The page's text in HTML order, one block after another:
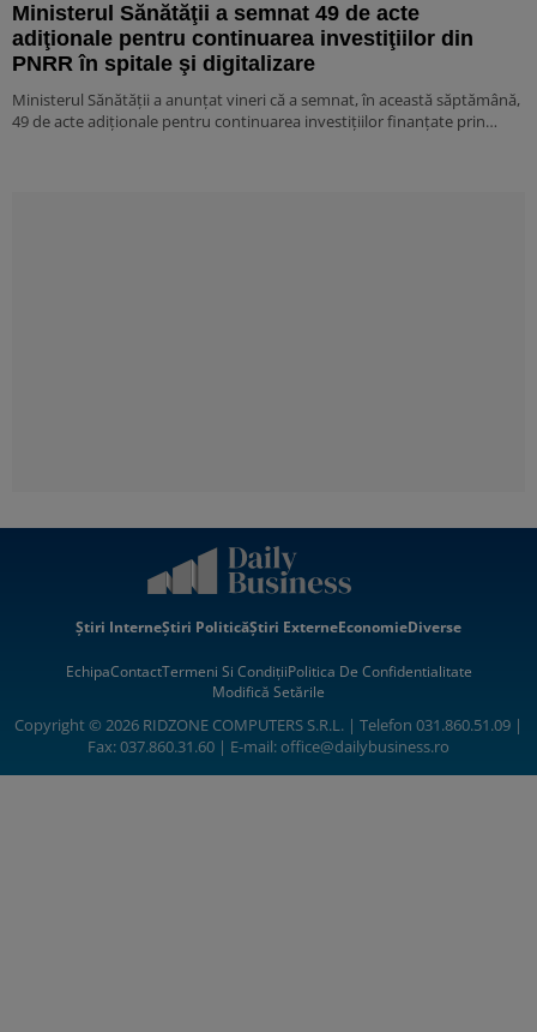
Ministerul Sănătăţii a semnat 49 de acte
adiţionale pentru continuarea investiţiilor din
PNRR în spitale şi digitalizare
Ministerul Sănătăţii a anunţat vineri că a semnat, în această săptămână,
49 de acte adiţionale pentru continuarea investiţiilor finanţate prin…
Știri InterneȘtiri PoliticăȘtiri ExterneEconomieDiverse
EchipaContactTermeni Si CondițiiPolitica De Confidentialitate
Modifică Setările
Copyright © 2026 RIDZONE COMPUTERS S.R.L. | Telefon 031.860.51.09 |
Fax: 037.860.31.60 | E-mail:office@dailybusiness.ro